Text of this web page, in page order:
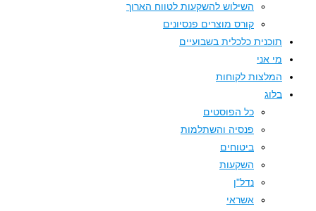
השילוש להשקעות לטווח הארוך
קורס מוצרים פנסיונים
תוכנית כלכלית בשבועיים
מי אני
המלצות לקוחות
בלוג
כל הפוסטים
פנסיה והשתלמות
ביטוחים
השקעות
נדל"ן
אשראי